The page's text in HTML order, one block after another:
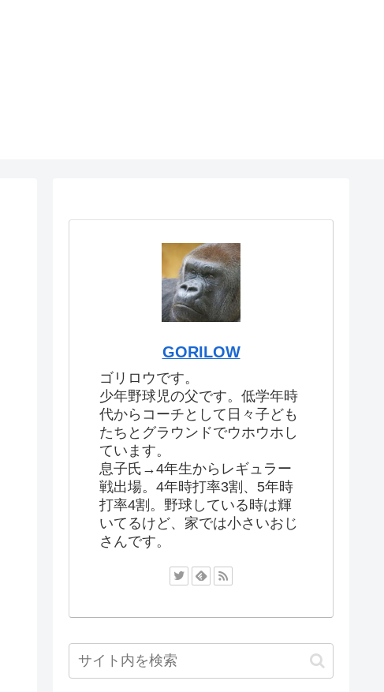
GORILOW
ゴリロウです。
少年野球児の父です。低学年時
代からコーチとして日々子ども
たちとグラウンドでウホウホし
ています。
息子氏→4年生からレギュラー
戦出場。4年時打率3割、5年時
打率4割。野球している時は輝
いてるけど、家では小さいおじ
さんです。